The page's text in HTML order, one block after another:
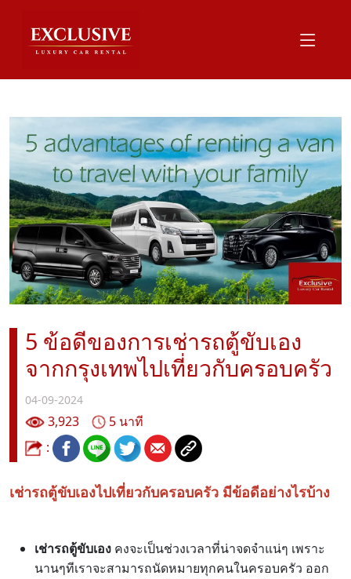
5 ข้อดีของการเช่ารถตู้ขับเอง
จากกรุงเทพไปเที่ยวกับครอบครัว
04-09-2024
3,923
5 นาที
:
เช่ารถตู้ขับเองไปเที่ยวกับครอบครัว มีข้อดีอย่างไรบ้าง
เช่ารถตู้ขับเอง คงจะเป็นช่วงเวลาที่น่าจดจำแน่ๆ เพราะ
นานๆทีเราจะสามารถนัดหมายทุกคนในครอบครัว ออก